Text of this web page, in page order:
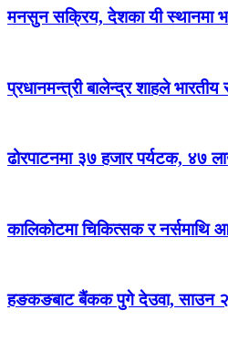
मनसुन सक्रिय, देशका यी स्थानमा
प्रधानमन्त्री बालेन्द्र शाहले
ढोरपाटनमा ३७ हजार पर्यटक, ४७
कालिकोटमा चिकित्सक र नर्समाथि
हङकङबाट बैंकक पुगे देउवा, साउन